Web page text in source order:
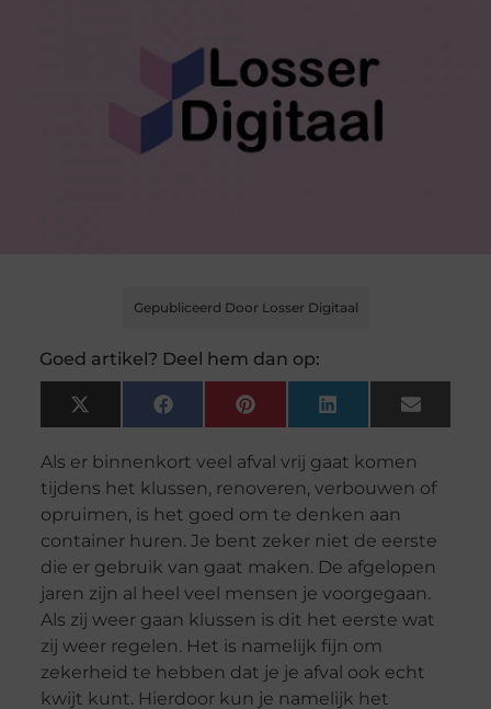
Gepubliceerd Door Losser Digitaal
Goed artikel? Deel hem dan op:
X
(Twitter)
FacebookPinterest LinkedIn Email
Als er binnenkort veel afval vrij gaat komen
tijdens het klussen, renoveren, verbouwen of
opruimen, is het goed om te denken aan
container huren. Je bent zeker niet de eerste
die er gebruik van gaat maken. De afgelopen
jaren zijn al heel veel mensen je voorgegaan.
Als zij weer gaan klussen is dit het eerste wat
zij weer regelen. Het is namelijk fijn om
zekerheid te hebben dat je je afval ook echt
kwijt kunt. Hierdoor kun je namelijk het